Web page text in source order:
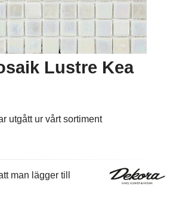
Lustre Kea
utgått ur vårt sortiment
man lägger till